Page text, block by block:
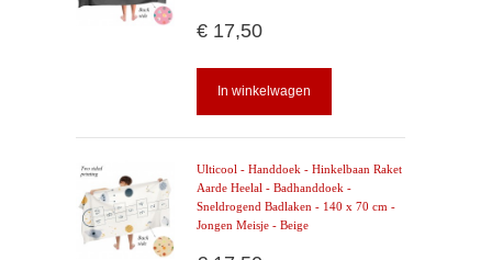
€ 17,50
In winkelwagen
Ulticool - Handdoek - Hinkelbaan Raket
Aarde Heelal - Badhanddoek -
Sneldrogend Badlaken - 140 x 70 cm -
Jongen Meisje - Beige